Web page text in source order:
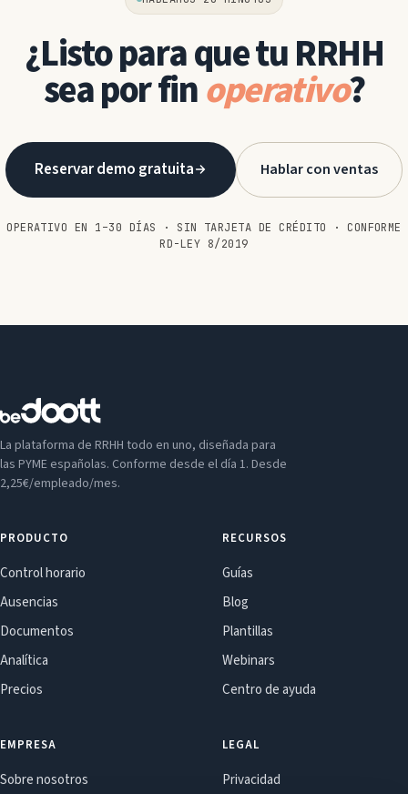
¿Listo para que tu RRHH
sea por finoperativo?
Reservar demo gratuita Hablar con ventas
OPERATIVO EN 1–30 DÍAS · SIN TARJETA DE CRÉDITO · CONFORME
RD-LEY 8/2019
La plataforma de RRHH todo en uno, diseñada para
las PYME españolas. Conforme desde el día 1. Desde
2,25€/empleado/mes.
PRODUCTO
Control horario
Ausencias
Documentos
Analítica
Precios
RECURSOS
Guías
Blog
Plantillas
Webinars
Centro de ayuda
EMPRESA
Sobre nosotros
LEGAL
Privacidad